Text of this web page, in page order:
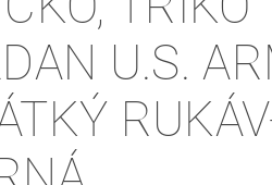
U.S.